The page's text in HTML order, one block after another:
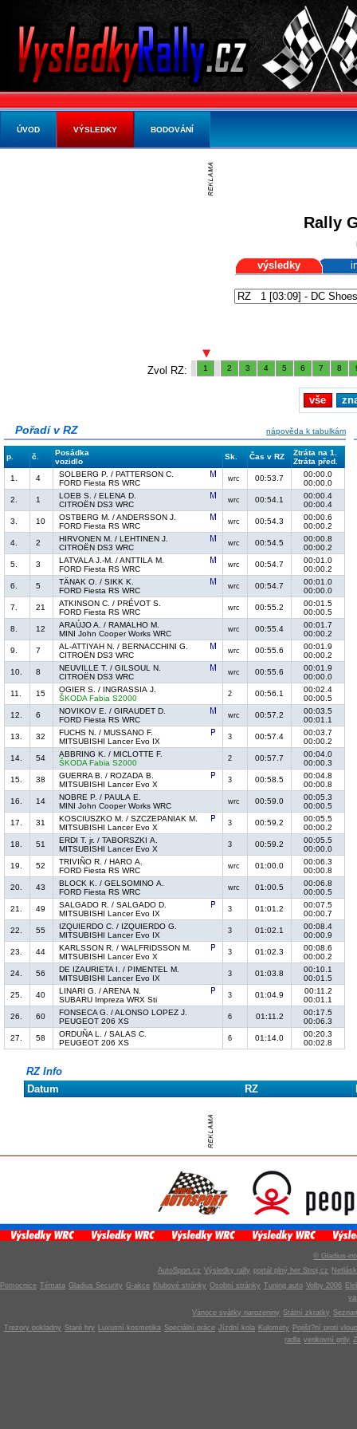
Rally
výsledky
Zvol RZ: 1 2 3 4 5 6 7 8
vše
Pořadí v RZ nápověda k tabulkám
p. č.
Posádka
vozidlo
Sk. Čas v RZ
Ztráta na 1.
Ztráta před.
1.
4
SOLBERG P. / PATTERSON C.
FORD Fiesta RS WRC
wrc 00:53.7
00:00.0
00:00.0
2.
1
LOEB S. / ELENA D.
CITROËN DS3 WRC
wrc 00:54.1
00:00.4
00:00.4
3.
10
OSTBERG M. / ANDERSSON J.
FORD Fiesta RS WRC
wrc 00:54.3
00:00.6
00:00.2
4.
2
HIRVONEN M. / LEHTINEN J.
CITROËN DS3 WRC
wrc 00:54.5
00:00.8
00:00.2
5.
3
LATVALA J.-M. / ANTTILA M.
FORD Fiesta RS WRC
wrc 00:54.7
00:01.0
00:00.2
6.
5
TÄNAK O. / SIKK K.
FORD Fiesta RS WRC
wrc 00:54.7
00:01.0
00:00.0
7.
21
ATKINSON C. / PRÉVOT S.
FORD Fiesta RS WRC
wrc 00:55.2
00:01.5
00:00.5
8.
12
ARAÚJO A. / RAMALHO M.
MINI John Cooper Works WRC
wrc 00:55.4
00:01.7
00:00.2
9.
7
AL-ATTIYAH N. / BERNACCHINI G.
CITROËN DS3 WRC
wrc 00:55.6
00:01.9
00:00.2
10.
8
NEUVILLE T. / GILSOUL N.
CITROËN DS3 WRC
wrc 00:55.6
00:01.9
00:00.0
11.
15
OGIER S. / INGRASSIA J.
ŠKODA Fabia S2000
2 00:56.1
00:02.4
00:00.5
12.
6
NOVIKOV E. / GIRAUDET D.
FORD Fiesta RS WRC
wrc 00:57.2
00:03.5
00:01.1
13.
32
FUCHS N. / MUSSANO F.
MITSUBISHI Lancer Evo IX
3 00:57.4
00:03.7
00:00.2
14.
54
ABBRING K. / MICLOTTE F.
ŠKODA Fabia S2000
2 00:57.7
00:04.0
00:00.3
15.
38
GUERRA B. / ROZADA B.
MITSUBISHI Lancer Evo X
3 00:58.5
00:04.8
00:00.8
16.
14
NOBRE P. / PAULA E.
MINI John Cooper Works WRC
wrc 00:59.0
00:05.3
00:00.5
17.
31
KOSCIUSZKO M. / SZCZEPANIAK M.
MITSUBISHI Lancer Evo X
3 00:59.2
00:05.5
00:00.2
18.
51
ERDI T. jr. / TABORSZKI A.
MITSUBISHI Lancer Evo X
3 00:59.2
00:05.5
00:00.0
19.
52
TRIVIÑO R. / HARO A.
FORD Fiesta RS WRC
wrc 01:00.0
00:06.3
00:00.8
20.
43
BLOCK K. / GELSOMINO A.
FORD Fiesta RS WRC
wrc 01:00.5
00:06.8
00:00.5
21.
49
SALGADO R. / SALGADO D.
MITSUBISHI Lancer Evo IX
3 01:01.2
00:07.5
00:00.7
22.
55
IZQUIERDO C. / IZQUIERDO G.
MITSUBISHI Lancer Evo IX
3 01:02.1
00:08.4
00:00.9
23.
44
KARLSSON R. / WALFRIDSSON M.
MITSUBISHI Lancer Evo X
3 01:02.3
00:08.6
00:00.2
24.
56
DE IZAURIETA I. / PIMENTEL M.
MITSUBISHI Lancer Evo IX
3 01:03.8
00:10.1
00:01.5
25.
40
LINARI G. / ARENA N.
SUBARU Impreza WRX Sti
3 01:04.9
00:11.2
00:01.1
26.
60
FONSECA G. / ALONSO LOPEZ J.
PEUGEOT 206 XS
6 01:11.2
00:17.5
00:06.3
27.
58
ORDUÑA L. / SALAS C.
PEUGEOT 206 XS
6 01:14.0
00:20.3
00:02.8
RZ Info
Datum
RZ
© Gladius-
AutoSport.cz Výsledky rally portál plný her Stroj.cz
Pomocnice Témata Gladius Security G-akce Klubové stránky Osobní stránky Tuning auto Volby 2006
Vánoce svátky narozeniny Státní zkratky
Trezory pokladny Staré hry Luxusní kosmetika Speciální práce Jízdní kola Kulomety
Pojišt?ní proti
radla venkovní grily
ÚVOD VÝSLEDKY BODOVÁNÍ